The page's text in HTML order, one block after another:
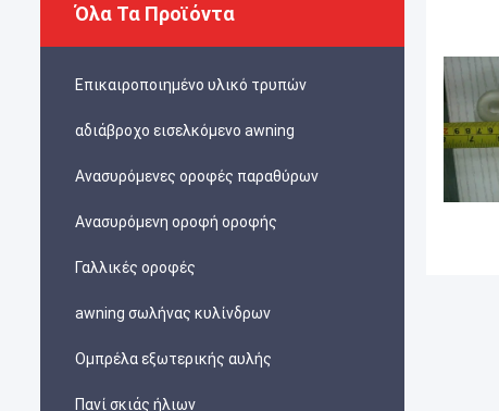
Όλα Τα Προϊόντα
Επικαιροποιημένο υλικό τρυπών
αδιάβροχο εισελκόμενο awning
Ανασυρόμενες οροφές παραθύρων
Ανασυρόμενη οροφή οροφής
Γαλλικές οροφές
awning σωλήνας κυλίνδρων
Ομπρέλα εξωτερικής αυλής
Πανί σκιάς ήλιων